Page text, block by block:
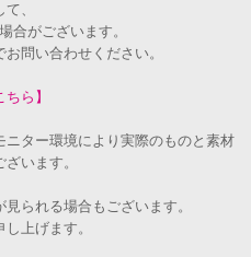
、
合がございます。
問い合わせください。
ら】
ター環境により実際のものと素材
います。
られる場合もございます。
上げます。